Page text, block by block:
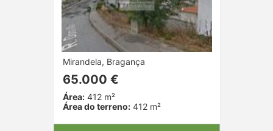
Mirandela, Bragança
65.000 €
Área:412 m²
Área do terreno:412 m²